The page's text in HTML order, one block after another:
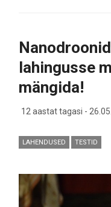
KAARDISTAB,
VAJA
VAID
ARVUTIST
VAADATA
lahingusse
mängida!
12 aastat tagasi -
LAHENDUSED TESTID